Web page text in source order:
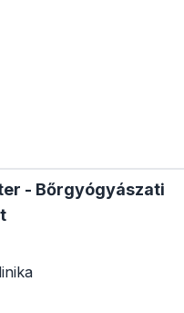
- Bőrgyógyászati